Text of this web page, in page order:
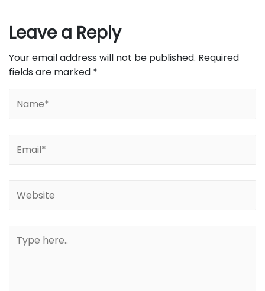
Leave a Reply
Your email address will not be published. Required
fields are marked *